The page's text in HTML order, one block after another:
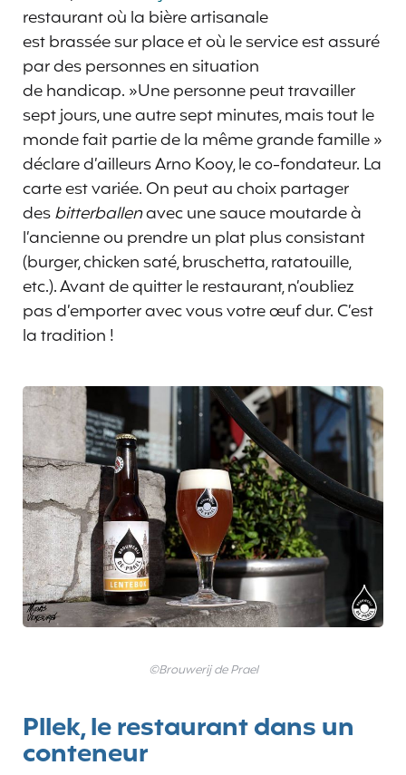
restaurant où la bière artisanale
est brassée sur place et où le service est assuré
par des personnes en situation
de handicap. »Une personne peut travailler
sept jours, une autre sept minutes, mais tout le
monde fait partie de la même grande famille »
déclare d’ailleurs Arno Kooy, le co-fondateur. La
carte est variée. On peut au choix partager
desbitterballenavec une sauce moutarde à
l’ancienne ou prendre un plat plus consistant
(burger, chicken saté, bruschetta, ratatouille,
etc.). Avant de quitter le restaurant, n’oubliez
pas d’emporter avec vous votre œuf dur. C’est
la tradition !
©Brouwerij de Prael
Pllek, le restaurant dans un
conteneur